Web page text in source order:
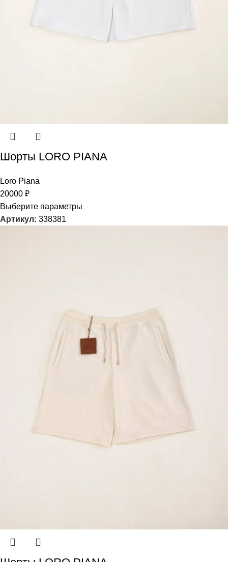
Шорты LORO PIANA
Loro Piana
20000 ₽
Выберите параметры
Артикул: 338381